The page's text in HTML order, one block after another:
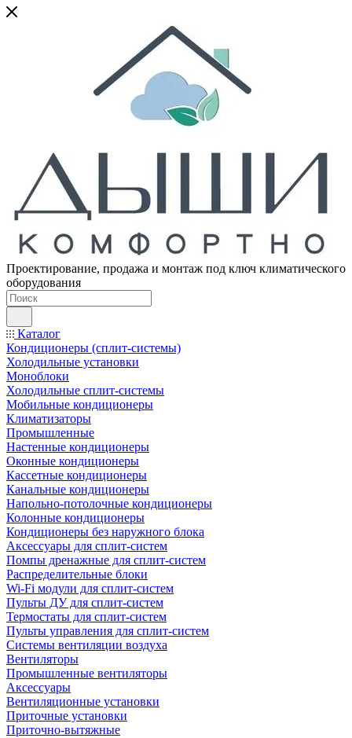
Проектирование, продажа и монтаж под ключ климатического
оборудования
Каталог
Кондиционеры (сплит-системы)
Холодильные установки
Моноблоки
Холодильные сплит-системы
Мобильные кондиционеры
Климатизаторы
Промышленные
Настенные кондиционеры
Оконные кондиционеры
Кассетные кондиционеры
Канальные кондиционеры
Напольно-потолочные кондиционеры
Колонные кондиционеры
Кондиционеры без наружного блока
Аксессуары для сплит-систем
Помпы дренажные для сплит-систем
Распределительные блоки
Wi-Fi модули для сплит-систем
Пульты ДУ для сплит-систем
Термостаты для сплит-систем
Пульты управления для сплит-систем
Системы вентиляции воздуха
Вентиляторы
Промышленные вентиляторы
Аксессуары
Вентиляционные установки
Приточные установки
Приточно-вытяжные